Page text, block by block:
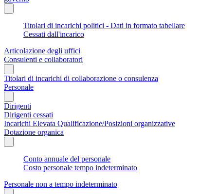
Titolari di incarichi politici - Dati in formato tabellare
Cessati dall'incarico
Articolazione degli uffici
Consulenti e collaboratori
Titolari di incarichi di collaborazione o consulenza
Personale
Dirigenti
Dirigenti cessati
Incarichi Elevata Qualificazione/Posizioni organizzative
Dotazione organica
Conto annuale del personale
Costo personale tempo indeterminato
Personale non a tempo indeterminato